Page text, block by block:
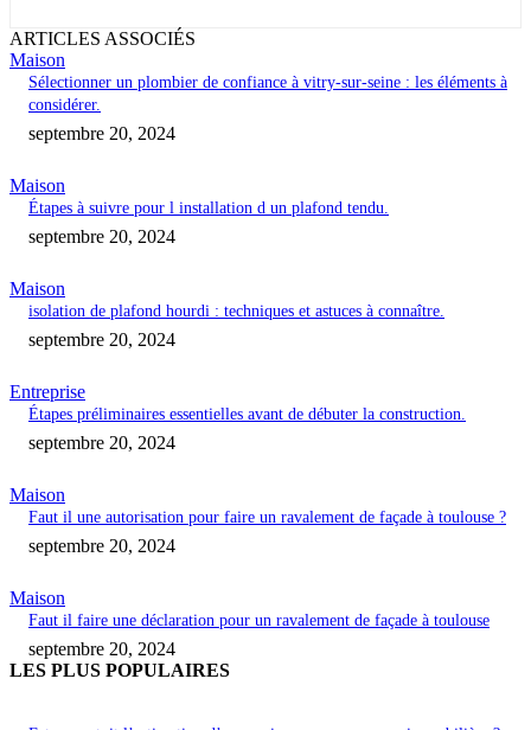
ARTICLES ASSOCIÉS
Maison
Sélectionner un plombier de confiance à vitry-sur-seine : les éléments à
considérer.
septembre 20, 2024
Maison
Étapes à suivre pour l installation d un plafond tendu.
septembre 20, 2024
Maison
isolation de plafond hourdi : techniques et astuces à connaître.
septembre 20, 2024
Entreprise
Étapes préliminaires essentielles avant de débuter la construction.
septembre 20, 2024
Maison
Faut il une autorisation pour faire un ravalement de façade à toulouse ?
septembre 20, 2024
Maison
Faut il faire une déclaration pour un ravalement de façade à toulouse
septembre 20, 2024
LES PLUS POPULAIRES